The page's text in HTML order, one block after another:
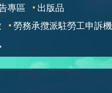
專區
出版品
勞務承攬派駐勞工申訴機